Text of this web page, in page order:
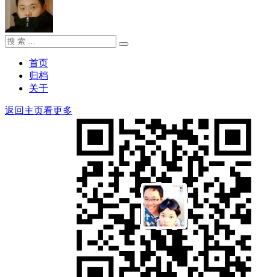
搜
搜
首页
归档
关于
返回主页看更多